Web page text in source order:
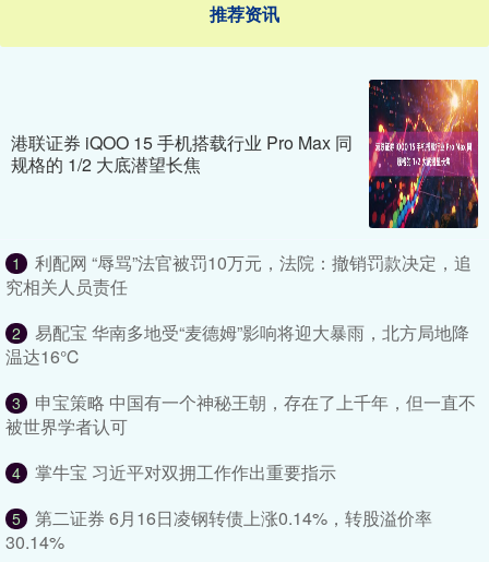
推荐资讯
港联证券 iQOO 15 手机搭载行业 Pro Max 同
规格的 1/2 大底潜望长焦
1
利配网 “辱骂”法官被罚10万元，法院：撤销罚款决定，追
究相关人员责任
2
易配宝 华南多地受“麦德姆”影响将迎大暴雨，北方局地降
温达16℃
3
申宝策略 中国有一个神秘王朝，存在了上千年，但一直不
被世界学者认可
4 掌牛宝 习近平对双拥工作作出重要指示
5
第二证券 6月16日凌钢转债上涨0.14%，转股溢价率
30.14%